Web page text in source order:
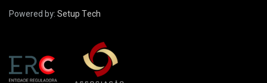
Powered by:Setup Tech